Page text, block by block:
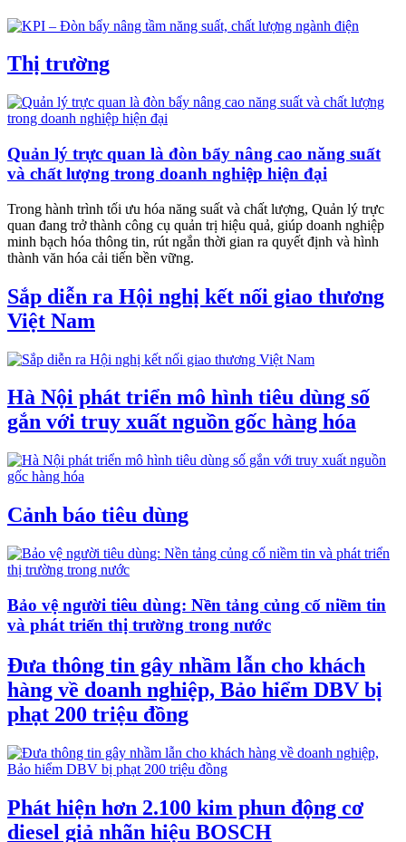
Thị trường
Quản lý trực quan là đòn bẩy nâng cao năng suất
và chất lượng trong doanh nghiệp hiện đại
Trong hành trình tối ưu hóa năng suất và chất lượng, Quản lý trực
quan đang trở thành công cụ quản trị hiệu quả, giúp doanh nghiệp
minh bạch hóa thông tin, rút ngắn thời gian ra quyết định và hình
thành văn hóa cải tiến bền vững.
Sắp diễn ra Hội nghị kết nối giao thương
Việt Nam
Hà Nội phát triển mô hình tiêu dùng số
gắn với truy xuất nguồn gốc hàng hóa
Cảnh báo tiêu dùng
Bảo vệ người tiêu dùng: Nền tảng củng cố niềm tin
và phát triển thị trường trong nước
Đưa thông tin gây nhầm lẫn cho khách
hàng về doanh nghiệp, Bảo hiểm DBV bị
phạt 200 triệu đồng
Phát hiện hơn 2.100 kim phun động cơ
diesel giả nhãn hiệu BOSCH